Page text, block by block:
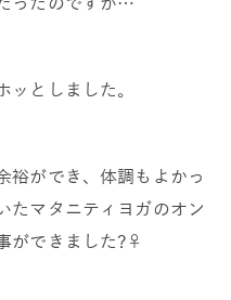
としました。
裕ができ、体調もよかっ
たマタニティヨガのオン
ができました?‍♀️